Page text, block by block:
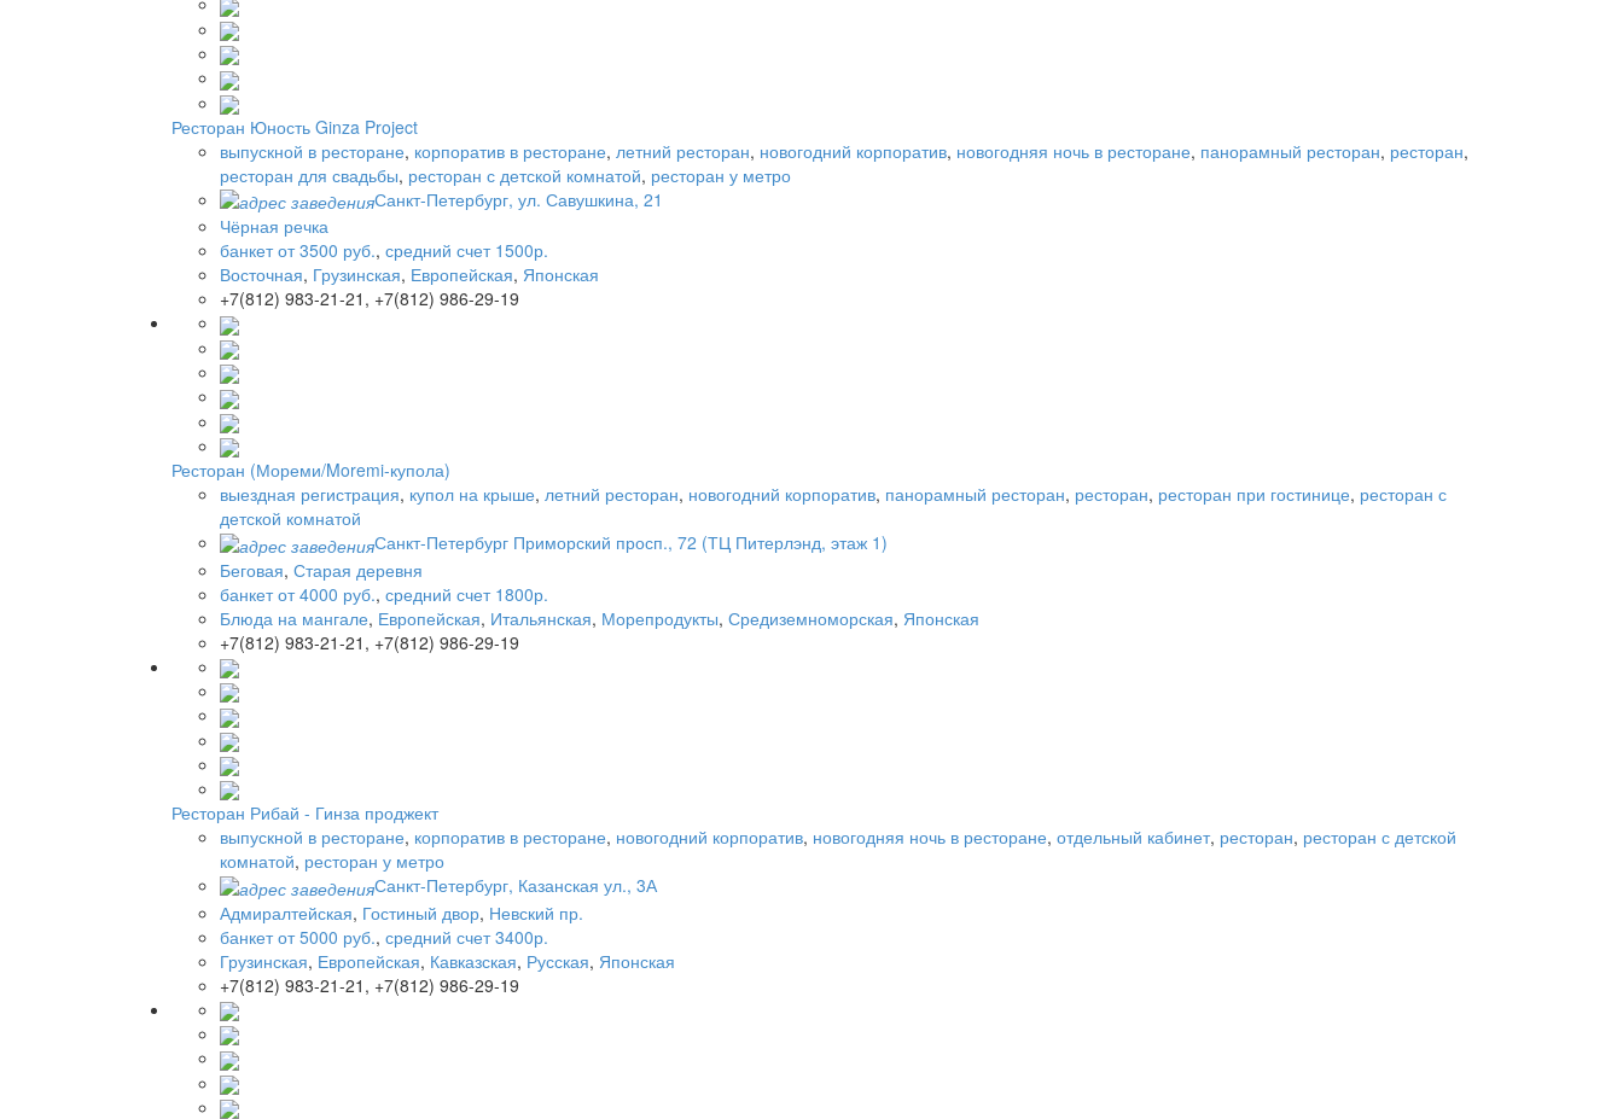
Ресторан Юность Ginza Project
выпускной в ресторане, корпоратив в ресторане, летний ресторан, новогодний корпоратив, новогодняя ночь в ресторане, панорамный ресторан, ресторан,
ресторан для свадьбы, ресторан с детской комнатой, ресторан у метро
Санкт-Петербург, ул. Савушкина, 21
Чёрная речка
банкет от 3500 руб., средний счет 1500р.
Восточная, Грузинская, Европейская, Японская
+7(812) 983-21-21, +7(812) 986-29-19
Ресторан (Мореми/Moremi-купола)
выездная регистрация, купол на крыше, летний ресторан, новогодний корпоратив, панорамный ресторан, ресторан, ресторан при гостинице, ресторан с
детской комнатой
Санкт-Петербург Приморский просп., 72 (ТЦ Питерлэнд, этаж 1)
Беговая, Старая деревня
банкет от 4000 руб., средний счет 1800р.
Блюда на мангале, Европейская, Итальянская, Морепродукты, Средиземноморская, Японская
+7(812) 983-21-21, +7(812) 986-29-19
Ресторан Рибай - Гинза проджект
выпускной в ресторане, корпоратив в ресторане, новогодний корпоратив, новогодняя ночь в ресторане, отдельный кабинет, ресторан, ресторан с детской
комнатой, ресторан у метро
Санкт-Петербург, Казанская ул., 3А
Адмиралтейская, Гостиный двор, Невский пр.
банкет от 5000 руб., средний счет 3400р.
Грузинская, Европейская, Кавказская, Русская, Японская
+7(812) 983-21-21, +7(812) 986-29-19